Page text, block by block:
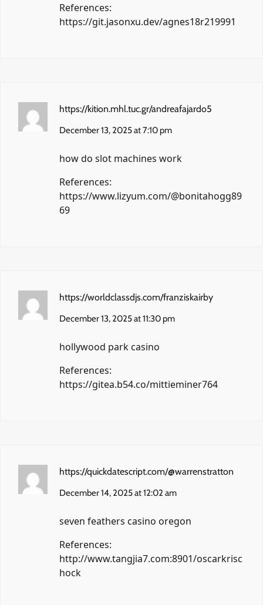
References:
https://git.jasonxu.dev/agnes18r219991
https://kition.mhl.tuc.gr/andreafajardo5
December 13, 2025 at 7:10 pm
how do slot machines work
References:
https://www.lizyum.com/@bonitahogg89
69
https://worldclassdjs.com/franziskairby
December 13, 2025 at 11:30 pm
hollywood park casino
References:
https://gitea.b54.co/mittieminer764
https://quickdatescript.com/@warrenstratton
December 14, 2025 at 12:02 am
seven feathers casino oregon
References:
http://www.tangjia7.com:8901/oscarkrisc
hock